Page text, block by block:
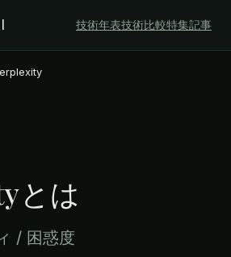
技術年表技術比較特集記事
とは
/ 困惑度